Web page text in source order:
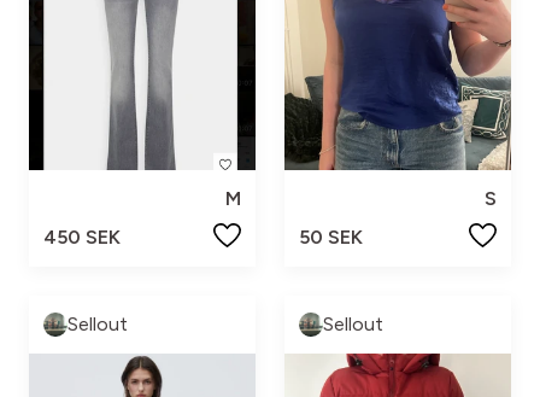
M
450 SEK
S
50 SEK
Sellout Sellout